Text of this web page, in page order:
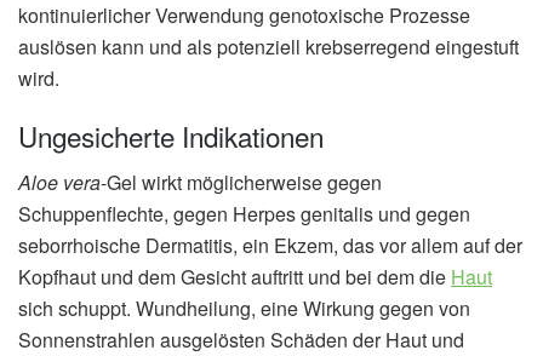
kontinuierlicher Verwendung genotoxische Prozesse
auslösen kann und als potenziell krebserregend eingestuft
wird.
Ungesicherte Indikationen
Aloe vera-Gel wirkt möglicherweise gegen
Schuppenflechte, gegen Herpes genitalis und gegen
seborrhoische Dermatitis, ein Ekzem, das vor allem auf der
Kopfhaut und dem Gesicht auftritt und bei dem die Haut
sich schuppt. Wundheilung, eine Wirkung gegen von
Sonnenstrahlen ausgelösten Schäden der Haut und